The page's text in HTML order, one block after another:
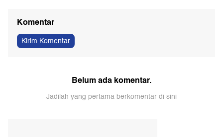
Komentar
Kirim Komentar
Belum ada komentar.
Jadilah yang pertama berkomentar di sini